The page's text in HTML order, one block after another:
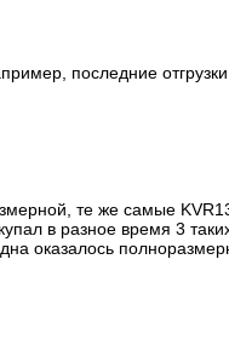
последние
те же самые
в разное время 3
оказалось